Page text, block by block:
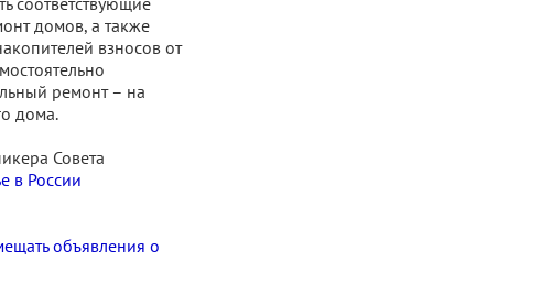
домов, а также
взносов от
ремонт – на
дома.
Совета
в России
объявления о